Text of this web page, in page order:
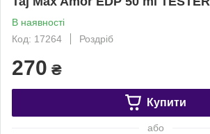
В наявності
Код: 17264
Роздріб
270 ₴
Купити
або